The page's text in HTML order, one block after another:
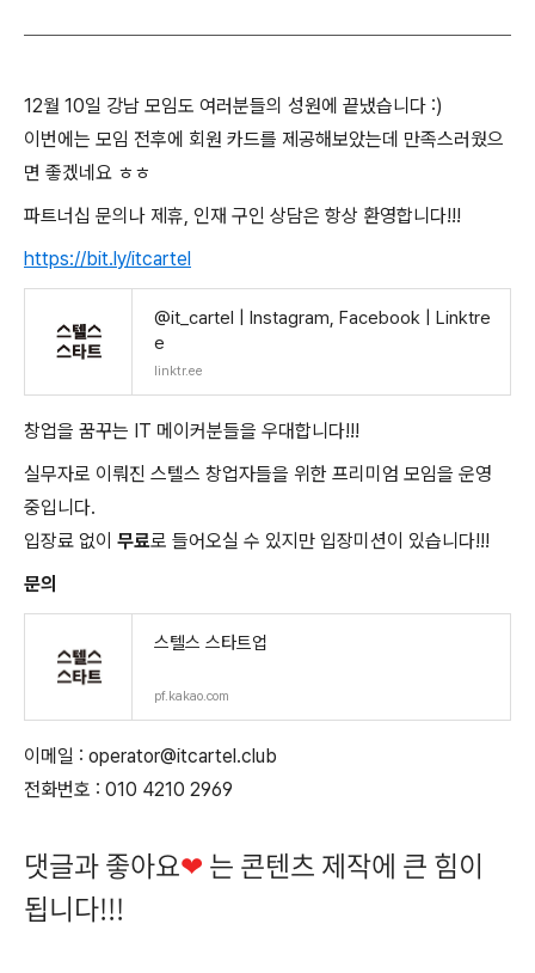
12월 10일 강남 모임도 여러분들의 성원에 끝냈습니다 :)
이번에는 모임 전후에 회원 카드를 제공해보았는데 만족스러웠으
면 좋겠네요 ㅎㅎ
파트너십 문의나 제휴, 인재 구인 상담은 항상 환영합니다!!!
https://bit.ly/itcartel
@it_cartel | Instagram, Facebook | Linktre
e
linktr.ee
창업을 꿈꾸는 IT 메이커분들을 우대합니다!!!
실무자로 이뤄진 스텔스 창업자들을 위한 프리미엄 모임을 운영
중입니다.
입장료 없이 무료로 들어오실 수 있지만 입장미션이 있습니다!!!
문의
스텔스 스타트업
pf.kakao.com
이메일 : operator@itcartel.club
전화번호 : 010 4210 2969
댓글과 좋아요❤ 는 콘텐츠 제작에 큰 힘이
됩니다!!!